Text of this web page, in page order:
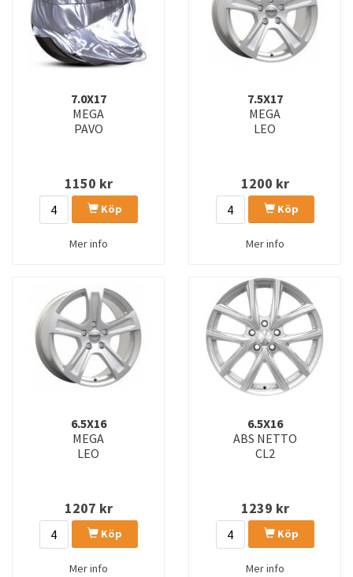
7.0X17
MEGA
PAVO
1150 kr
Köp
Mer info
7.5X17
MEGA
LEO
1200 kr
Köp
Mer info
6.5X16
MEGA
LEO
1207 kr
Köp
Mer info
6.5X16
ABS NETTO
CL2
1239 kr
Köp
Mer info